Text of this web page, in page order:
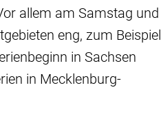
allem am Samstag und
eng, zum Beispiel
in Sachsen
in Mecklenburg-